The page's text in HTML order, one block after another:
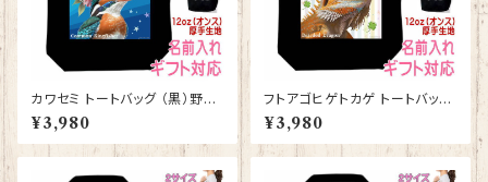
カワセミ トートバッグ （黒）野鳥
グッズ 雑貨 入学祝い レッスン
バッグ お買い物バッグ【型番 B-
10010】お花の王冠シリーズ
¥3,980
フトアゴヒゲトカゲ トートバッグ
（黒） グッズ 雑貨 入学祝い レ
ッスンバッグ お買い物バッグ【型
番 B-10008】お花の王冠シリ
¥3,980